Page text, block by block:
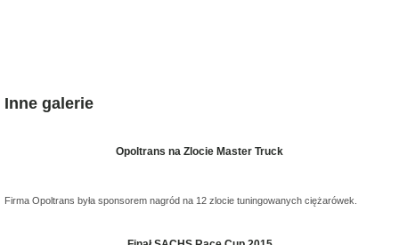
Inne galerie
Opoltrans na Zlocie Master Truck
Firma Opoltrans była sponsorem nagród na 12 zlocie tuningowanych ciężarówek.